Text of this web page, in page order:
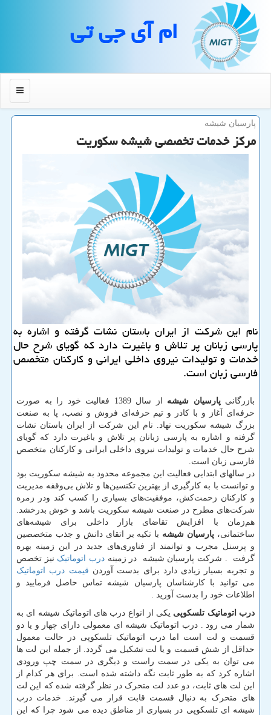
ام آی جی تی
منو
پارسیان شیشه
مركز خدمات تخصصی شیشه سكوریت
نام این شركت از ایران باستان نشات گرفته و اشاره به
پارسی زبانان پر تلاش و باغیرت دارد كه گویای شرح حال
خدمات و تولیدات نیروی داخلی ایرانی و كاركنان متخصص
فارسی زبان است.
بازرگانی پارسیان شیشه
از سال 1389 فعالیت خود را به صورت
حرفه‌ای آغاز و با کادر و تیم حرفه‌ای فروش و نصب، پا به صنعت
بزرگ شیشه سکوریت نهاد. نام این شرکت از ایران باستان نشات
گرفته و اشاره به پارسی زبانان پر تلاش و باغیرت دارد که گویای
شرح حال خدمات و تولیدات نیروی داخلی ایرانی و کارکنان متخصص
فارسی زبان است
در سالهای ابتدایی فعالیت این مجموعه محدود به شیشه سکوریت بود
و توانست با به کارگیری از بهترین تکنسین‌ها و تلاش بی‌وقفه مدیریت
و کارکنان زحمت‌کش، موفقیت‌های بسیاری را کسب کند ودر زمره
شرکت‌های مطرح در صنعت شیشه سکوریت باشد و خوش بدرخشد.
هم‌زمان با افزایش تقاضای بازار داخلی برای شیشه‌های
ساختمانی، پارسیان شیشه با تکیه بر اتقای دانش و جذب متخصصین
و پرسنل مجرب و توانمند از فناوری‌های جدید در این زمینه بهره
گرفت . شرکت پارسیان شیشه در زمینه درب اتوماتیک نیز تخصص
و تجربه بسیار زیادی دارد برای بدست آوردن قیمت درب اتوماتیک
می توانید با کارشناسان پارسیان شیشه تماس حاصل فرمایید و
اطلاعات خود را بدست آورید .
درب اتوماتیک تلسکوپی یکی از انواع درب های اتوماتیک شیشه ای به
شمار می رود . درب اتوماتیک شیشه ای معمولی دارای چهار و یا دو
قسمت و لت است اما درب اتوماتیک تلسکوپی در حالت معمول
حداقل از شش قسمت و یا لت تشکیل می گردد. از جمله این لت ها
می توان به یکی در سمت راست و دیگری در سمت چپ ورودی
اشاره کرد که به طور ثابت نگه داشته شده است. برای هر کدام از
این لت های ثابت، دو عدد لت متحرک در نظر گرفته شده که این لت
های متحرک به دنبال قسمت قابت قرار می گیرند. خدمات درب
شیشه ای تلسکوپی در بسیاری از مناطق دیده می شود چرا که این